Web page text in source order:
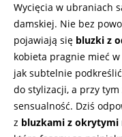
Wycięcia w ubraniach
damskiej. Nie bez
pojawiają się bluzki z
kobieta pragnie mieć
jak subtelnie
do stylizacji, a przy
sensualność. Dziś
z bluzkami z okrytymi